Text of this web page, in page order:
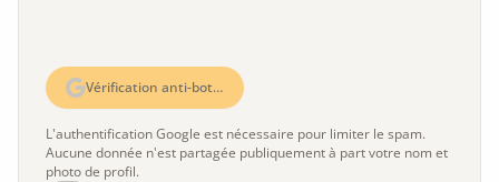
Vérification anti-bot…
L'authentification Google est nécessaire pour limiter le spam.
Aucune donnée n'est partagée publiquement à part votre nom et
photo de profil.